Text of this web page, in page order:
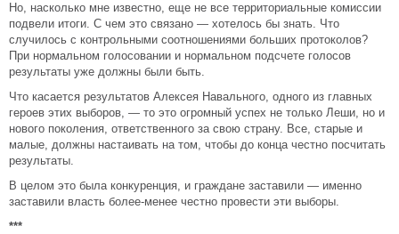
Но, насколько мне известно, еще не все территориальные комиссии
подвели итоги. С чем это связано — хотелось бы знать. Что
случилось с контрольными соотношениями больших протоколов?
При нормальном голосовании и нормальном подсчете голосов
результаты уже должны были быть.
Что касается результатов Алексея Навального, одного из главных
героев этих выборов, — то это огромный успех не только Леши, но и
нового поколения, ответственного за свою страну. Все, старые и
малые, должны настаивать на том, чтобы до конца честно посчитать
результаты.
В целом это была конкуренция, и граждане заставили — именно
заставили власть более-менее честно провести эти выборы.
***